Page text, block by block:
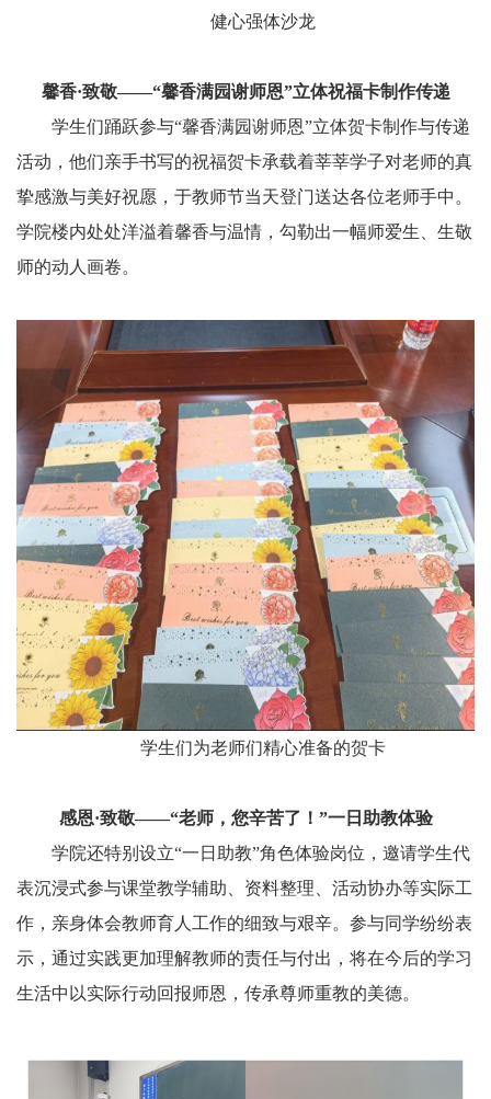
健心强体沙龙
馨香·致敬——“馨香满园谢师恩”立体祝福卡制作传递
学生们踊跃参与“馨香满园谢师恩”立体贺卡制作与传递
活动，他们亲手书写的祝福贺卡承载着莘莘学子对老师的真
挚感激与美好祝愿，于教师节当天登门送达各位老师手中。
学院楼内处处洋溢着馨香与温情，勾勒出一幅师爱生、生敬
师的动人画卷。
学生们为老师们精心准备的贺卡
感恩·致敬——“老师，您辛苦了！”一日助教体验
学院还特别设立“一日助教”角色体验岗位，邀请学生代
表沉浸式参与课堂教学辅助、资料整理、活动协办等实际工
作，亲身体会教师育人工作的细致与艰辛。参与同学纷纷表
示，通过实践更加理解教师的责任与付出，将在今后的学习
生活中以实际行动回报师恩，传承尊师重教的美德。